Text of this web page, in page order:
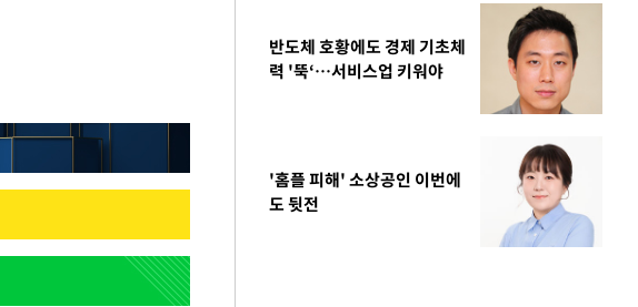
반도체 호황에도 경제 기초체
력 '뚝‘…서비스업 키워야
'홈플 피해' 소상공인 이번에
도 뒷전